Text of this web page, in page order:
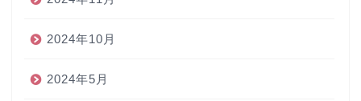
2024年10月
2024年5月